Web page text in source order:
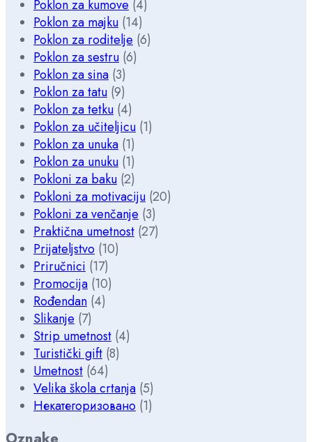
Poklon za kumove (4)
Poklon za majku (14)
Poklon za roditelje (6)
Poklon za sestru (6)
Poklon za sina (3)
Poklon za tatu (9)
Poklon za tetku (4)
Poklon za učiteljicu (1)
Poklon za unuka (1)
Poklon za unuku (1)
Pokloni za baku (2)
Pokloni za motivaciju (20)
Pokloni za venčanje (3)
Praktična umetnost (27)
Prijateljstvo (10)
Priručnici (17)
Promocija (10)
Rođendan (4)
Slikanje (7)
Strip umetnost (4)
Turistički gift (8)
Umetnost (64)
Velika škola crtanja (5)
Некатегоризовано (1)